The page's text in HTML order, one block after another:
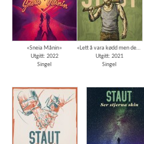
«Sneia Månin»
Utgitt: 2022
Singel
«Lett å vara kødd men det køsta vara kar»
Utgitt: 2021
Singel